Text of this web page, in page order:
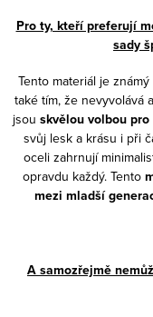
Pro ty, kteří preferují
sady
Tento materiál je
také tím, že nevyvolává
jsou skvělou volbou
svůj lesk a krásu i při
oceli zahrnují
opravdu každý. Tento
mezi mladší
A samozřejmě